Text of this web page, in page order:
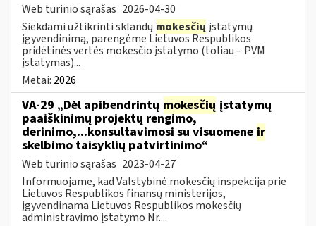
Web turinio sąrašas 2026-04-30
Siekdami užtikrinti sklandų mokesčių įstatymų
įgyvendinimą, parengėme Lietuvos Respublikos
pridėtinės vertės mokesčio įstatymo (toliau – PVM
įstatymas)...
Metai: 2026
VA-29 „Dėl apibendrintų mokesčių įstatymų
paaiškinimų projektų rengimo,
derinimo,...konsultavimosi su visuomene ir
skelbimo taisyklių patvirtinimo“
Web turinio sąrašas 2023-04-27
Informuojame, kad Valstybinė mokesčių inspekcija prie
Lietuvos Respublikos finansų ministerijos,
įgyvendinama Lietuvos Respublikos mokesčių
administravimo įstatymo Nr....